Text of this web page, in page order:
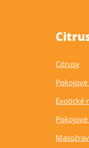
Citrusy
Exotické